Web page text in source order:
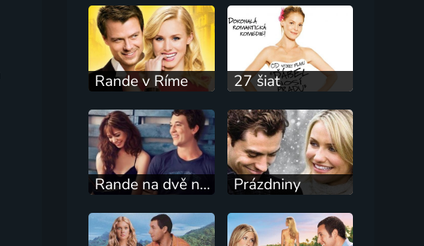
Rande v Ríme 27 šiat
Rande na dvě noci Prázdniny